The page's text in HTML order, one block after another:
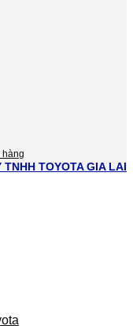
hàng
TNHH TOYOTA GIA LAI